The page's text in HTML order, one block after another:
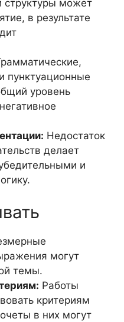
структуры может
в результате
пунктуационные
уровень
Недостаток
делает
и
могут
темы.
Работы
критериям
в них могут